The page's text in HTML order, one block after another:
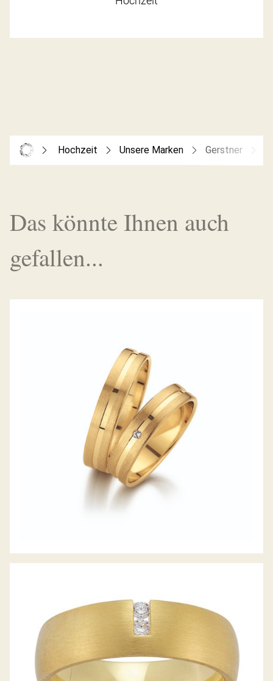
Hochzeit Unsere Marken Gerstner
Das könnte Ihnen auch
gefallen...
GERSTNER TRAURINGE
GERSTNER TRAURINGE